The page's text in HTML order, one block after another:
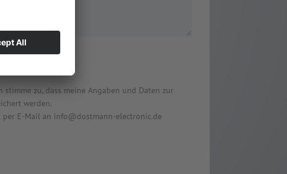
stimme zu, dass meine Angaben und Daten zur
werden.
E-Mail an info@dostmann-electronic.de